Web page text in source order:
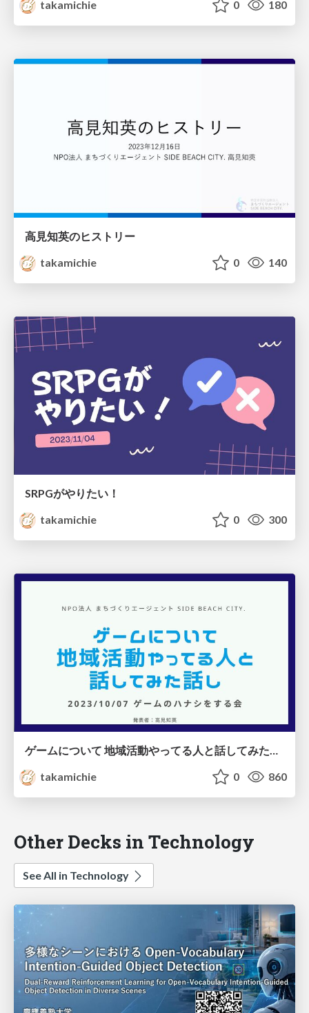
takamichie 0 180
高見知英のヒストリー
takamichie
0 140
SRPGがやりたい！
takamichie
0 300
ゲームについて 地域活動やってる人と話してみた話し
takamichie
0 860
Other Decks in Technology
See All in Technology